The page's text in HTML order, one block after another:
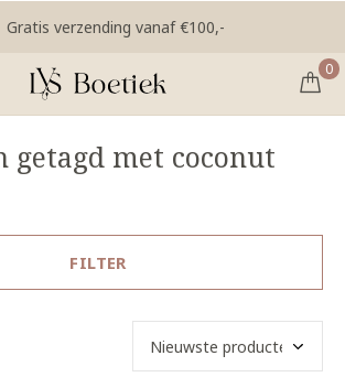
0
Gratis verzending vanaf €100,-
getagd met coconut
FILTER